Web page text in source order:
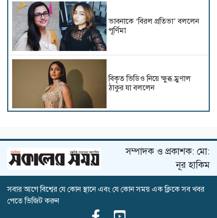
ভাবনাকে ‘বিরল প্রতিভা’ বললেন
পূর্ণিমা
বিকৃত ভিডিও নিয়ে ক্ষুব্ধ ম্রুণাল
ঠাকুর যা বললেন
বিপাকে ভূমি পেডনেকর
এবার আয়ুষ্মানের নায়িকা হলেন
সম্পাদক ও প্রকাশক: মো:
নূর হাকিম
সবার আগে বিশ্বের যে কোন স্থানে এবং যে কোন সময় এক ক্লিকে সব খবর
পেতে ভিজিট করুন